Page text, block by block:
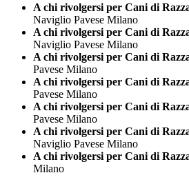
A chi rivolgersi per Cani di
Naviglio Pavese Milano
A chi rivolgersi per Cani di
Naviglio Pavese Milano
A chi rivolgersi per Cani di
Pavese Milano
A chi rivolgersi per Cani di
Pavese Milano
A chi rivolgersi per Cani di
Pavese Milano
A chi rivolgersi per Cani di
Naviglio Pavese Milano
A chi rivolgersi per Cani di
Milano